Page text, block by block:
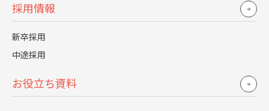
採用情報
新卒採用
中途採用
お役立ち資料
①採用・人材教育のコストが高まる
早期離職が発生すると、企業は採用活動や人材教育にかか
採用した人材が短期間で退職した場合、再び人材採用を行